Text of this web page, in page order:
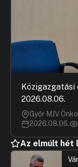
Közigazgatási
2026.08.06.
Győr MJV
2026.08.06.
Az elmúlt hét